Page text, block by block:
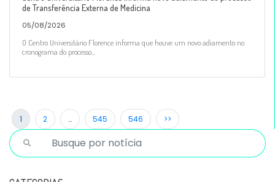
de Transferência Externa de Medicina
05/08/2026
O Centro Universitário Florence informa que houve um novo adiamento no
cronograma do processo...
1 2 … 545 546 >>